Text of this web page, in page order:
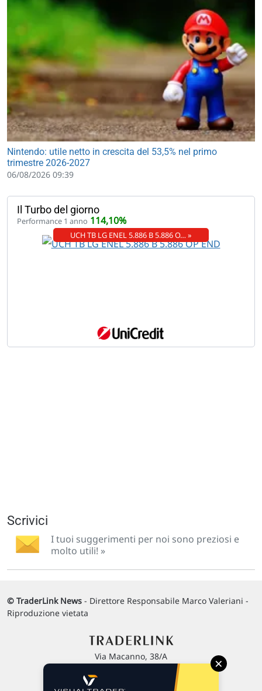
Nintendo: utile netto in crescita del 53,5% nel primo
trimestre 2026-2027
06/08/2026 09:39
Il Turbo del giorno
Performance 1 anno 114,10%
UCH TB LG ENEL 5.886 B 5.886 O… »
Scrivici
I tuoi suggerimenti per noi sono preziosi e
molto utili! »
© TraderLink News - Direttore Responsabile Marco Valeriani -
Riproduzione vietata
Via Macanno, 38/A
P.IVA 02 452 460 401
×